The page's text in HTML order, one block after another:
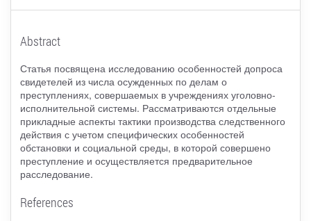
Abstract
Статья посвящена исследованию особенностей допроса
свидетелей из числа осужденных по делам о
преступлениях, совершаемых в учреждениях уголовно-
исполнительной системы. Рассматриваются отдельные
прикладные аспекты тактики производства следственного
действия с учетом специфических особенностей
обстановки и социальной среды, в которой совершено
преступление и осуществляется предварительное
расследование.
References